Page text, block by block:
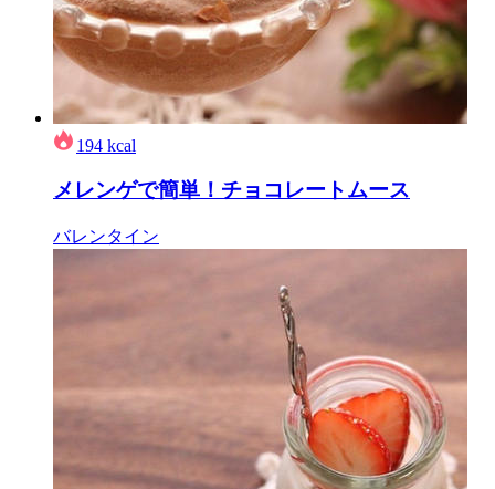
194 kcal
メレンゲで簡単！チョコレートムース
バレンタイン